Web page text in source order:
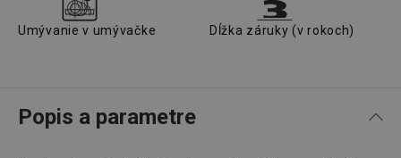
Umývanie v umývačke Dĺžka záruky (v rokoch)
Popis a parametre